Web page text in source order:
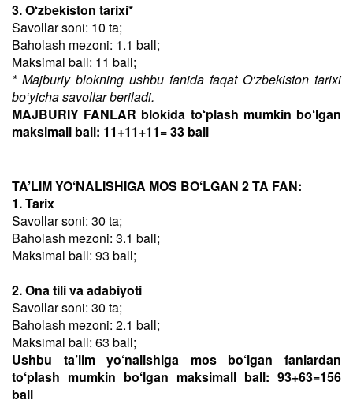
3. O‘zbekiston tarixi*
Savollar soni: 10 ta;
Baholash mezoni: 1.1 ball;
Maksimal ball: 11 ball;
* Majburiy blokning ushbu fanida faqat O‘zbekiston tarixi
bo‘yicha savollar beriladi.
MAJBURIY FANLAR blokida to‘plash mumkin bo‘lgan
maksimall ball: 11+11+11= 33 ball
TA’LIM YO‘NALISHIGA MOS BO‘LGAN 2 TA FAN:
1. Tarix
Savollar soni: 30 ta;
Baholash mezoni: 3.1 ball;
Maksimal ball: 93 ball;
2. Ona tili va adabiyoti
Savollar soni: 30 ta;
Baholash mezoni: 2.1 ball;
Maksimal ball: 63 ball;
Ushbu ta’lim yo‘nalishiga mos bo‘lgan fanlardan
to‘plash mumkin bo‘lgan maksimall ball: 93+63=156
ball